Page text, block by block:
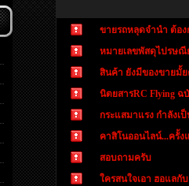
ขายรถหลุดจำนำ ต้อง
หมายเลขพัสดุไปรษณี
สินค้า ยังมีของขายมั้
นิตยสารRC Flying
กระแสมาแรง กำลังเ
คาสิโนออนไลน์...ครั้ง
สอบถามครับ
ใครสนใจเอา ฮอแลกั